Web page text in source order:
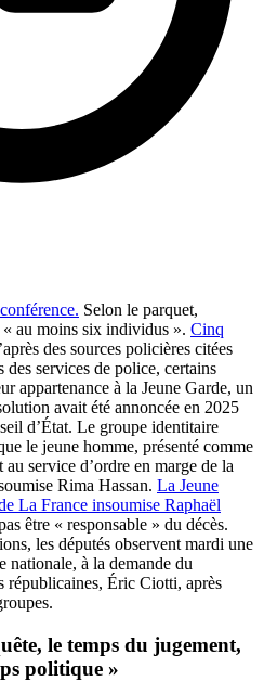
Selon le parquet,
au moins six individus ». Cinq
des sources policières citées
services de police, certains
appartenance à la Jeune Garde, un
avait été annoncée en 2025
d’État. Le groupe identitaire
le jeune homme, présenté comme
service d’ordre en marge de la
Rima Hassan. La Jeune
La France insoumise Raphaël
être « responsable » du décès.
les députés observent mardi une
nationale, à la demande du
républicaines, Éric Ciotti, après
le temps du jugement,
politique »